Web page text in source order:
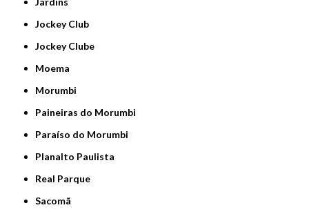
Jockey Club
Jockey Clube
Moema
Morumbi
Paineiras do Morumbi
Paraíso do Morumbi
Planalto Paulista
Real Parque
Sacomã